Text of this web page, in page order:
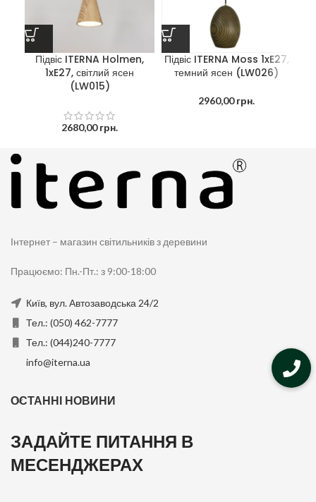
Підвіс ITERNA Holmen,
1xE27, світлий ясен
(LW015)
2680,00грн.
Підвіс ITERNA Moss 1xE27,
темний ясен (LW026)
2960,00грн.
Інтернет – магазин світильників з деревини
Працюємо: Пн.-Пт.: з 9:00-18:00
Київ, вул. Автозаводська 24/2
Тел.: (050) 462-7777
Тел.: (044)240-7777
info@iterna.ua
ОСТАННІ НОВИНИ
ЗАДАЙТЕ ПИТАННЯ В
МЕСЕНДЖЕРАХ